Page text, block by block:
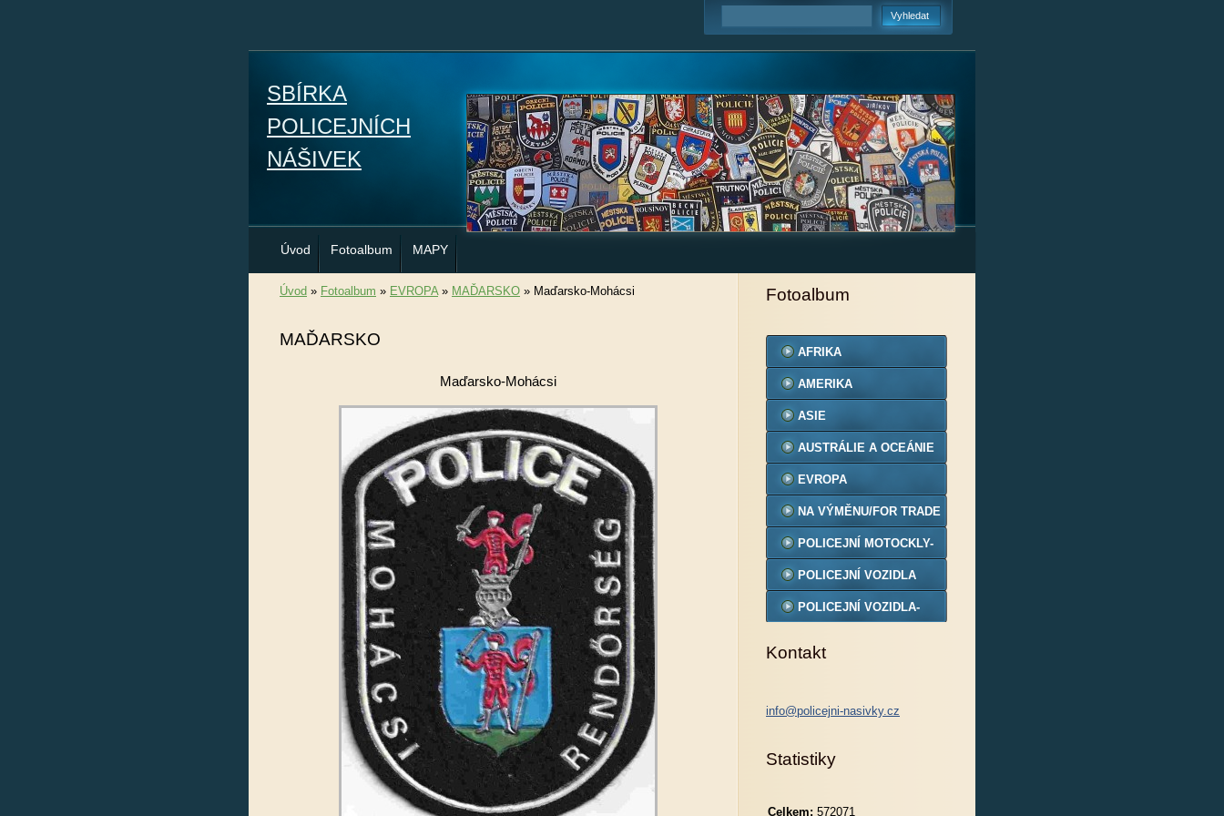
SBÍRKA
POLICEJNÍCH
NÁŠIVEK
Úvod Fotoalbum MAPY
Úvod » Fotoalbum » EVROPA» MAĎARSKO » Maďarsko-Mohácsi
MAĎARSKO
Maďarsko-Mohácsi
Fotoalbum
AFRIKA
AMERIKA
ASIE
AUSTRÁLIE A OCEÁNIE
EVROPA
NA VÝMĚNU/FOR TRADE
POLICEJNÍ MOTOCKLY-
MODELY
POLICEJNÍ VOZIDLA
POLICEJNÍ VOZIDLA-
Kontakt
info@policejni-nasivky.cz
Statistiky
Celkem: 572071